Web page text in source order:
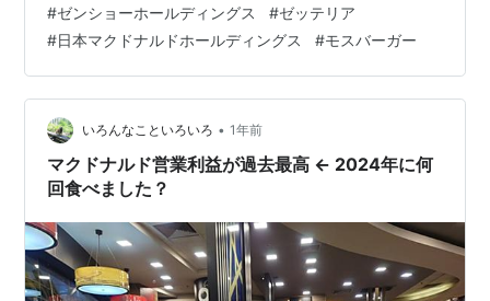
https://www.instagram.com/costop_nagano/ 神戸新聞
ネクスト 老舗洋食店創業者に聞いた 長崎県佐世保市生ま
れの 「レ…
#ゼンショーホールディングス #ゼッテリア
#日本マクドナルドホールディングス #モスバーガー
いろんなこといろいろ • 1年前
マクドナルド営業利益が過去最高 ← 2024年に何
回食べました？